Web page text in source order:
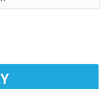
dây da cho đồng hồ số